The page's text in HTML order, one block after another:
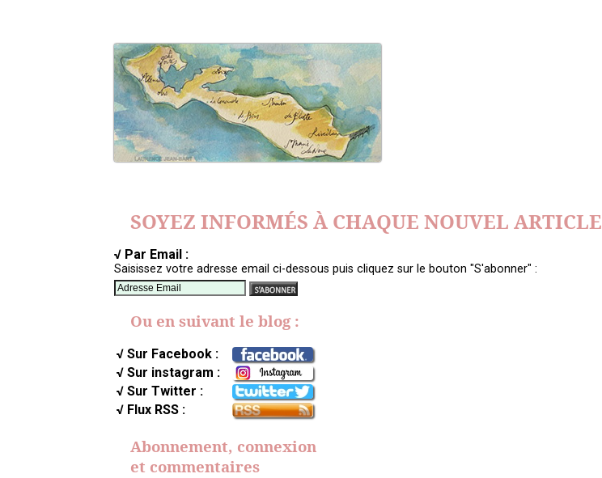
SOYEZ INFORMÉS À CHAQUE NOUVEL ARTICLE
√ Par Email :
Saisissez votre adresse email ci-dessous puis cliquez sur le bouton "S'abonner" :
Ou en suivant le blog :
√ Sur Facebook :
√ Sur instagram :
√ Sur Twitter :
√ Flux RSS :
Abonnement, connexion
et commentaires